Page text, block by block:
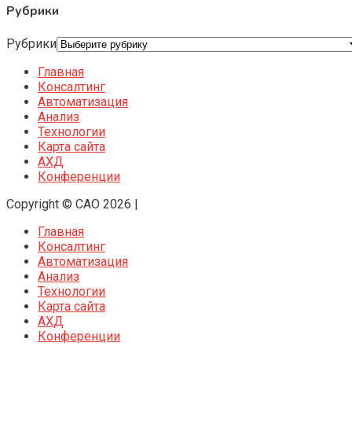
Рубрики
Рубрики
Главная
Консалтинг
Автоматизация
Анализ
Технологии
Карта сайта
АХД
Конференции
Copyright © CAO 2026
Главная
Консалтинг
Автоматизация
Анализ
Технологии
Карта сайта
АХД
Конференции